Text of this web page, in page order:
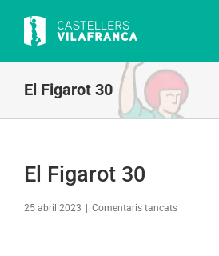
content
El Figarot 30
El Figarot 30
25 abril 2023 Comentaris tancatsa